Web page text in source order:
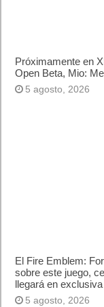
Próximamente en
Open Beta, Mio:
5 agosto, 2026
El Fire Emblem:
sobre este juego,
llegará en
5 agosto, 2026